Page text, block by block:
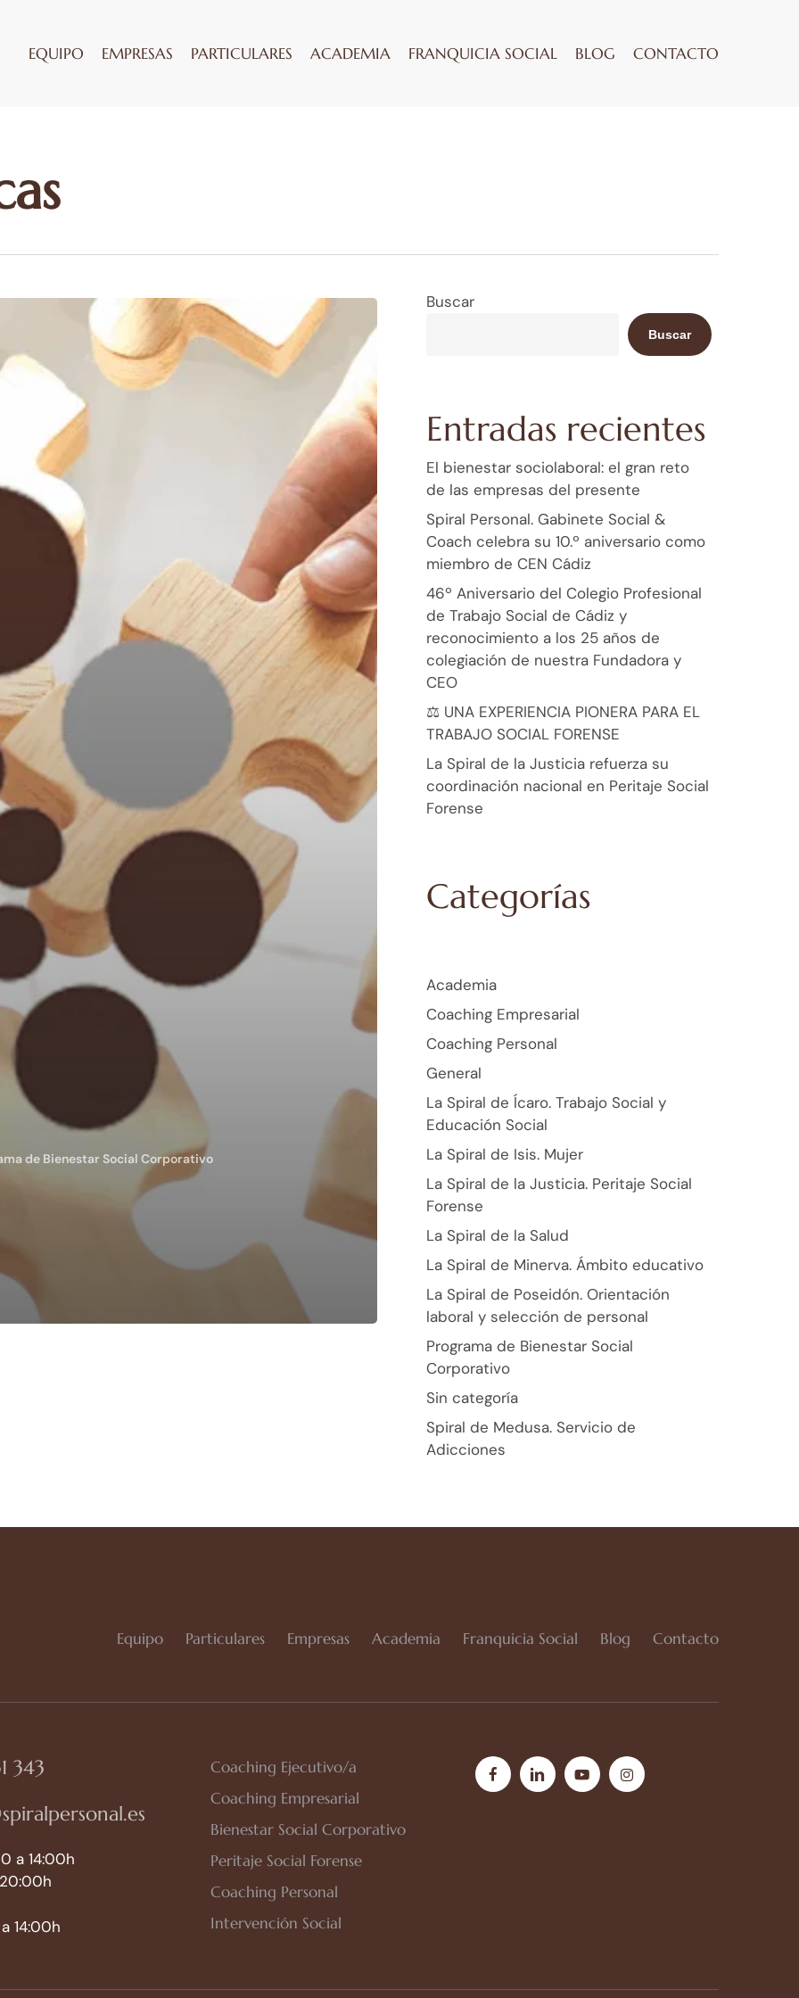
EQUIPO EMPRESAS PARTICULARES ACADEMIA FRANQUICIA SOCIAL BLOG CONTACTO
de Bienestar Social Corporativo
Buscar
Buscar
Entradas recientes
El bienestar sociolaboral: el gran reto
de las empresas del presente
Spiral Personal. Gabinete Social &
Coach celebra su 10.º aniversario como
miembro de CEN Cádiz
46º Aniversario del Colegio Profesional
de Trabajo Social de Cádiz y
reconocimiento a los 25 años de
colegiación de nuestra Fundadora y
CEO
⚖️ UNA EXPERIENCIA PIONERA PARA EL
TRABAJO SOCIAL FORENSE
La Spiral de la Justicia refuerza su
coordinación nacional en Peritaje Social
Forense
Categorías
Academia
Coaching Empresarial
Coaching Personal
General
La Spiral de Ícaro. Trabajo Social y
Educación Social
La Spiral de Isis. Mujer
La Spiral de la Justicia. Peritaje Social
Forense
La Spiral de la Salud
La Spiral de Minerva. Ámbito educativo
La Spiral de Poseidón. Orientación
laboral y selección de personal
Programa de Bienestar Social
Corporativo
Sin categoría
Spiral de Medusa. Servicio de
Adicciones
Equipo Particulares Empresas Academia Franquicia Social Blog Contacto
343
a 14:00h
14:00h
Coaching Ejecutivo/a
Coaching Empresarial
Bienestar Social Corporativo
Peritaje Social Forense
Coaching Personal
Intervención Social
facebooklinkedinyoutubeinstagram